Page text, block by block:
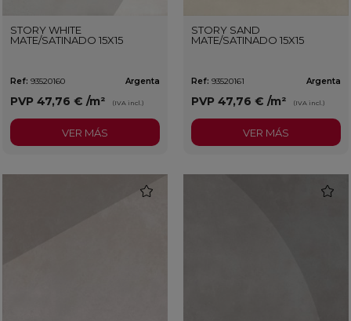
STORY WHITE
MATE/SATINADO 15X15
Ref: 93520160 Argenta
PVP 47,76 € /m² (IVA incl.)
VER MÁS
STORY SAND
MATE/SATINADO 15X15
Ref: 93520161 Argenta
PVP 47,76 € /m² (IVA incl.)
VER MÁS